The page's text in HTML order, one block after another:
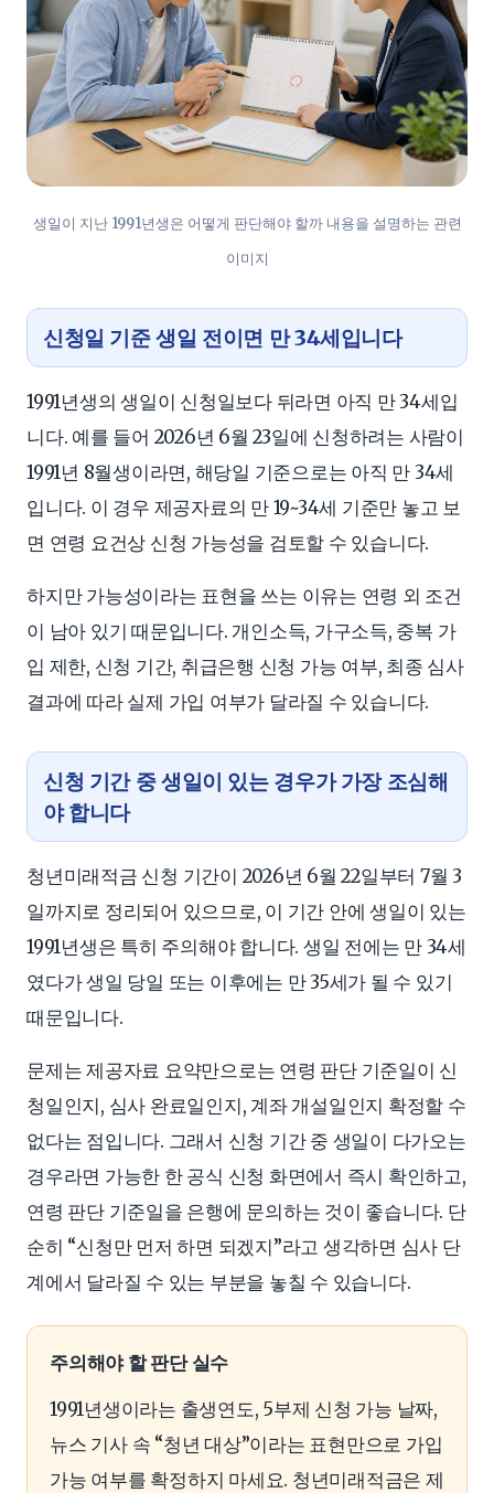
생일이 지난 1991년생은 어떻게 판단해야 할까 내용을 설명하는 관련
이미지
신청일 기준 생일 전이면 만 34세입니다
1991년생의 생일이 신청일보다 뒤라면 아직 만 34세입
니다. 예를 들어 2026년 6월 23일에 신청하려는 사람이
1991년 8월생이라면, 해당일 기준으로는 아직 만 34세
입니다. 이 경우 제공자료의 만 19~34세 기준만 놓고 보
면 연령 요건상 신청 가능성을 검토할 수 있습니다.
하지만 가능성이라는 표현을 쓰는 이유는 연령 외 조건
이 남아 있기 때문입니다. 개인소득, 가구소득, 중복 가
입 제한, 신청 기간, 취급은행 신청 가능 여부, 최종 심사
결과에 따라 실제 가입 여부가 달라질 수 있습니다.
신청 기간 중 생일이 있는 경우가 가장 조심해
야 합니다
청년미래적금 신청 기간이 2026년 6월 22일부터 7월 3
일까지로 정리되어 있으므로, 이 기간 안에 생일이 있는
1991년생은 특히 주의해야 합니다. 생일 전에는 만 34세
였다가 생일 당일 또는 이후에는 만 35세가 될 수 있기
때문입니다.
문제는 제공자료 요약만으로는 연령 판단 기준일이 신
청일인지, 심사 완료일인지, 계좌 개설일인지 확정할 수
없다는 점입니다. 그래서 신청 기간 중 생일이 다가오는
경우라면 가능한 한 공식 신청 화면에서 즉시 확인하고,
연령 판단 기준일을 은행에 문의하는 것이 좋습니다. 단
순히 “신청만 먼저 하면 되겠지”라고 생각하면 심사 단
계에서 달라질 수 있는 부분을 놓칠 수 있습니다.
주의해야 할 판단 실수
1991년생이라는 출생연도, 5부제 신청 가능 날짜,
뉴스 기사 속 “청년 대상”이라는 표현만으로 가입
가능 여부를 확정하지 마세요. 청년미래적금은 제